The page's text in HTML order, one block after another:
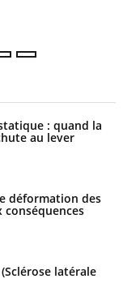
: quand la
au lever
déformation des
conséquences
latérale